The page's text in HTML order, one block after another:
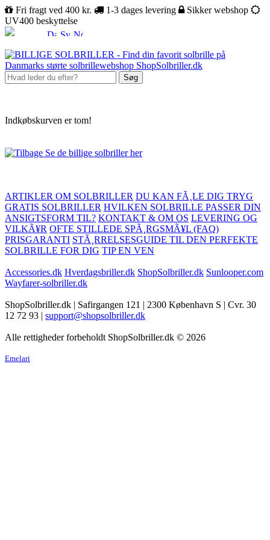
Fri fragt ved 400 kr. 1-3 dages levering
Sikker webshop
UV400 beskyttelse
Søg
Indkøbskurven er tom!
Se de billige solbriller her
ARTIKLER OM SOLBRILLER DU KAN FÃ¸LE DIG TRYG
GRATIS SOLBRILLER HVILKEN SOLBRILLE PASSER DIN
ANSIGTSFORM TIL? KONTAKT & OM OS LEVERING OG
VILKÃ¥R OFTE STILLEDE SPÃ¸RGSMÃ¥L (FAQ)
PRISGARANTI STÃ¸RRELSESGUIDE TIL DEN PERFEKTE
SOLBRILLE FOR DIG TIP EN VEN
Accessories.dk Hverdagsbriller.dk ShopSolbriller.dk Sunlooper.com
Wayfarer-solbriller.dk
ShopSolbriller.dk | Safirgangen 121 | 2300 København S | Cvr. 30
12 72 93 | support@shopsolbriller.dk
Alle rettigheder forbeholdt ShopSolbriller.dk © 2026
Emelari